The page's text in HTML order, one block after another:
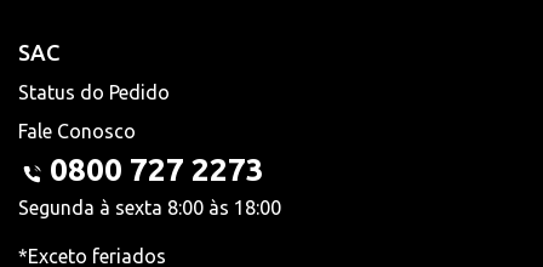
SAC
Status do Pedido
Fale Conosco
0800 727 2273
Segunda à sexta 8:00 às 18:00
*Exceto feriados